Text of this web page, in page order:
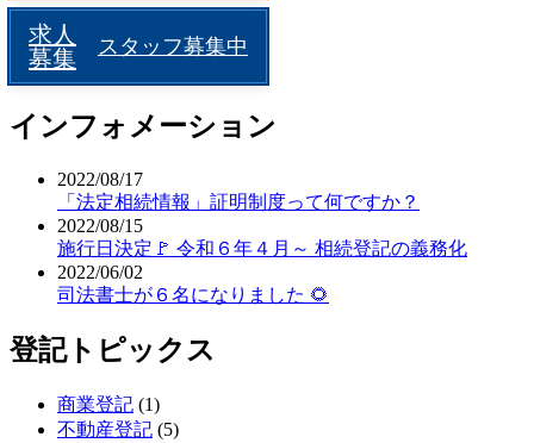
求人
募集
スタッフ募集中
インフォメーション
2022/08/17
「法定相続情報」証明制度って何ですか？
2022/08/15
施行日決定🚩 令和６年４月～ 相続登記の義務化
2022/06/02
司法書士が６名になりました 🌻
登記トピックス
商業登記 (1)
不動産登記 (5)